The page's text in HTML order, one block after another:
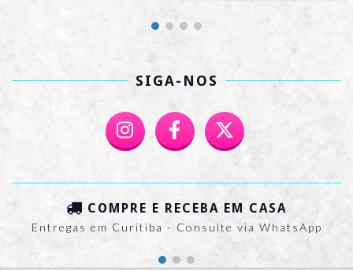
SIGA-NOS
COMPRE E RECEBA EM CASA
Entregas em Curitiba - Consulte via WhatsApp